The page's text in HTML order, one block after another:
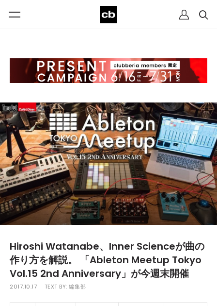
Hiroshi Watanabe、Inner Scienceが曲の
作り方を解説。 「Ableton Meetup Tokyo
Vol.15 2nd Anniversary」が今週末開催
2017.10.17 TEXT BY:編集部